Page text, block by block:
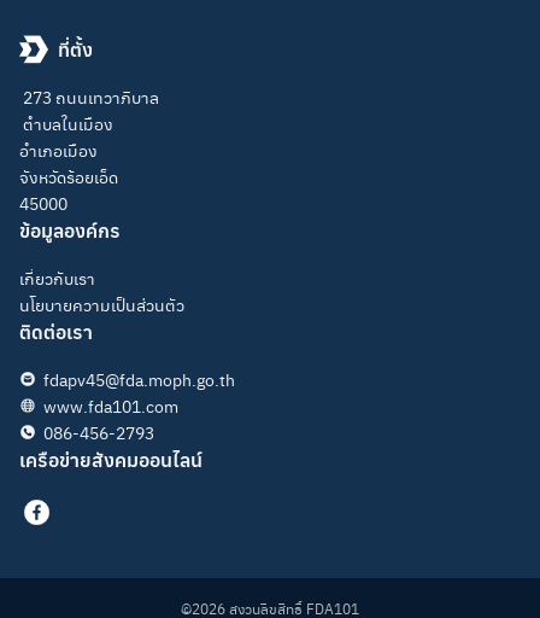
ที่ตั้ง
273 ถนนเทวาภิบาล
ตำบลในเมือง
อำเภอเมือง
จังหวัดร้อยเอ็ด
45000
ข้อมูลองค์กร
เกี่ยวกับเรา
นโยบายความเป็นส่วนตัว
ติดต่อเรา
fdapv45@fda.moph.go.th
www.fda101.com
086-456-2793
เครือข่ายสังคมออนไลน์
©2026 สงวนลิขสิทธิ์ FDA101